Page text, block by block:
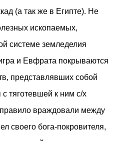
с учетом
безопасности,
и социальной
был подтвержден
2021 года и
от Федерации
в 2024 году. Концепция
Архитекторы
память о военном
(а так же в Египте). Не
ископаемых,
системе земледелия
и Евфрата покрываются
представлявших собой
тяготевшей к ним с/х
правило враждовали между
своего бога-покровителя,